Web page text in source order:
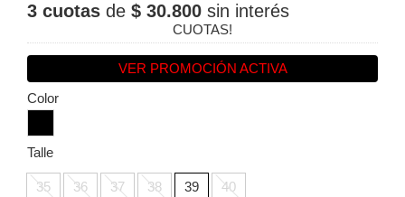
3 cuotas de $ 30.800 sin interés
CUOTAS!
VER PROMOCIÓN ACTIVA
Color
Talle
35 36 37 38 39
40